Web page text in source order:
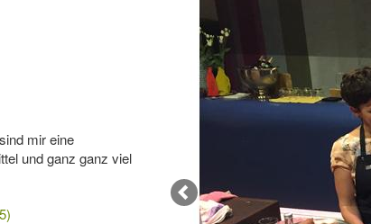
mir eine
und ganz ganz viel